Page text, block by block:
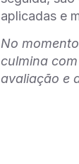
aplicadas e
No
culmina
avaliação e